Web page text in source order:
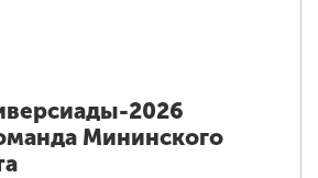
2026
Мининского